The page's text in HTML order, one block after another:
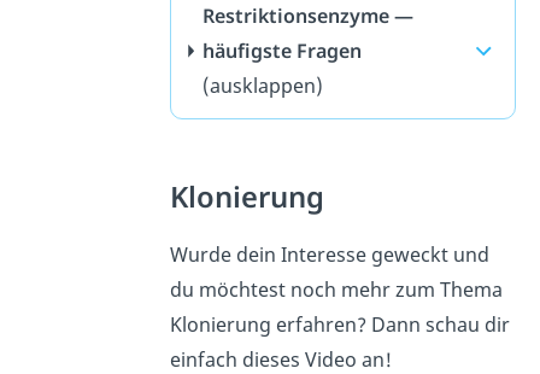
Restriktionsenzyme —
häufigste Fragen
(ausklappen)
Klonierung
Wurde dein Interesse geweckt und
du möchtest noch mehr zum Thema
Klonierung erfahren? Dann schau dir
einfach dieses Video an!